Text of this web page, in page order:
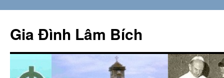
content
Gia Đình Lâm Bích